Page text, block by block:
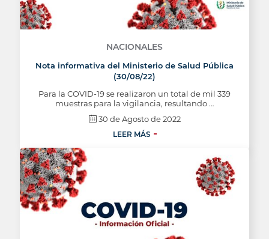
NACIONALES
Nota informativa del Ministerio de Salud Pública
(30/08/22)
Para la COVID-19 se realizaron un total de mil 339
muestras para la vigilancia, resultando …
30 de Agosto de 2022
LEER MÁS